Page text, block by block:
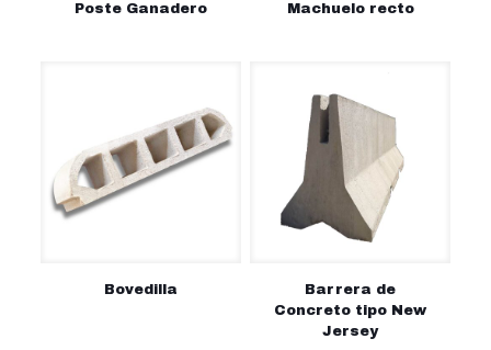
Poste Ganadero Machuelo recto
Bovedilla
Barrera de
Concreto tipo New
Jersey